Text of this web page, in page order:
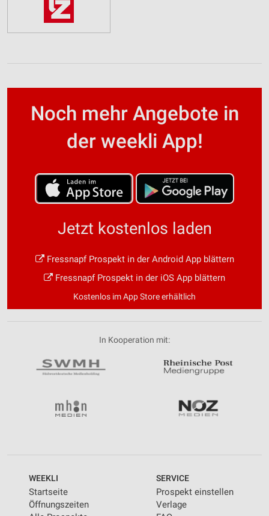
Noch mehr Angebote in
der weekli App!
Jetzt kostenlos laden
Fressnapf Prospekt in der Android App blättern
Fressnapf Prospekt in der iOS App blättern
Kostenlos im App Store erhältlich
In Kooperation mit:
WEEKLI
Startseite
Öffnungszeiten
SERVICE
Prospekt einstellen
Verlage